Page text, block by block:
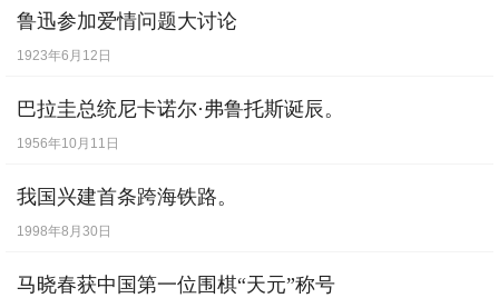
鲁迅参加爱情问题大讨论
1923年6月12日
巴拉圭总统尼卡诺尔·弗鲁托斯诞辰。
1956年10月11日
我国兴建首条跨海铁路。
1998年8月30日
马晓春获中国第一位围棋“天元”称号